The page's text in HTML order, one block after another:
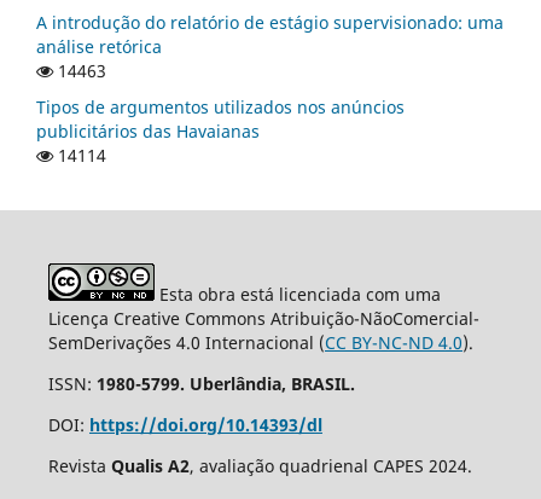
A introdução do relatório de estágio supervisionado: uma
análise retórica
14463
Tipos de argumentos utilizados nos anúncios
publicitários das Havaianas
14114
Esta obra está licenciada com uma
Licença Creative Commons Atribuição-NãoComercial-
SemDerivações 4.0 Internacional (CC BY-NC-ND 4.0).
ISSN: 1980-5799. Uberlândia, BRASIL.
DOI: https://doi.org/10.14393/dl
Revista Qualis A2, avaliação quadrienal CAPES 2024.